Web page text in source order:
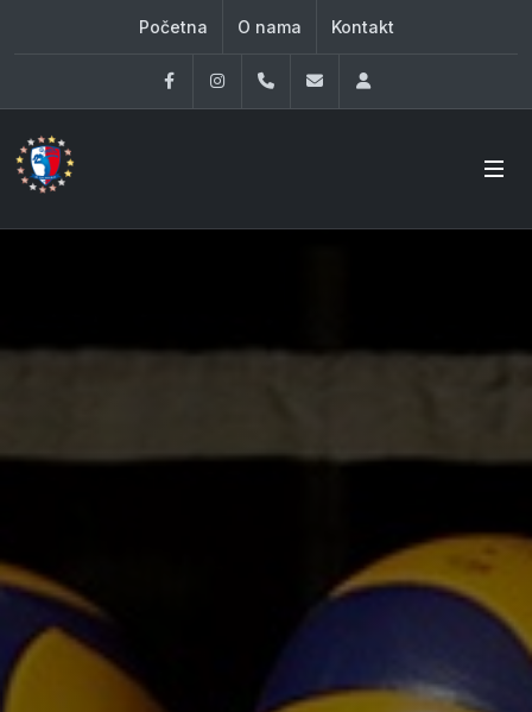
Početna O nama Kontakt
FacebookInstagram060 33 86 930